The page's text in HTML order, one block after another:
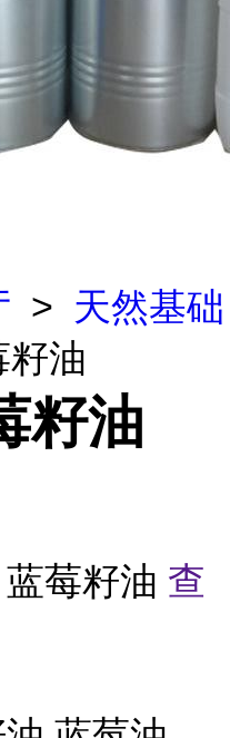
> 天然基础
籽油
籽油
莓籽油 查